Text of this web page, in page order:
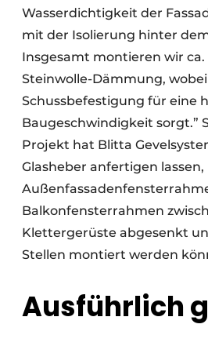
Wasserdichtigkeit der
mit der Isolierung hinter
Insgesamt montieren wir ca.
Steinwolle-Dämmung,
Schussbefestigung für eine
Baugeschwindigkeit sorgt.”
Projekt hat Blitta
Glasheber anfertigen
Balkonfensterrahmen
Klettergerüste abgesenkt
Stellen montiert werden
Ausführlich